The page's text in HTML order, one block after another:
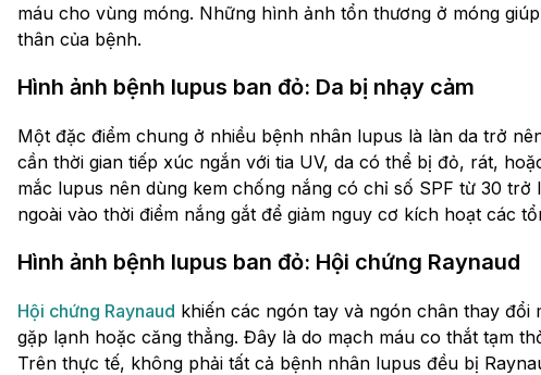
máu cho vùng móng. Những hình ảnh tổn thương ở móng
thân của bệnh.
Hình ảnh bệnh lupus ban đỏ: Da bị nhạy cảm
Một đặc điểm chung ở nhiều bệnh nhân lupus là làn da trở
cần thời gian tiếp xúc ngắn với tia UV, da có thể bị đỏ, rát,
mắc lupus nên dùng kem chống nắng có chỉ số SPF từ 30
ngoài vào thời điểm nắng gắt để giảm nguy cơ kích hoạt các
Hình ảnh bệnh lupus ban đỏ: Hội chứng Raynaud
Hội chứng Raynaud khiến các ngón tay và ngón chân thay
gặp lạnh hoặc căng thẳng. Đây là do mạch máu co thắt tạm
Trên thực tế, không phải tất cả bệnh nhân lupus đều bị